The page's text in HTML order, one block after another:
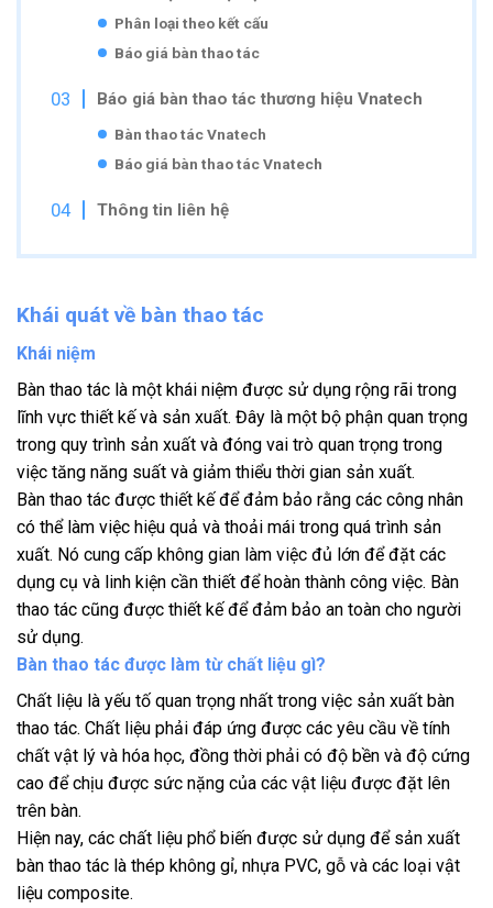
Phân loại theo kết cấu
Báo giá bàn thao tác
Báo giá bàn thao tác thương hiệu Vnatech
Bàn thao tác Vnatech
Báo giá bàn thao tác Vnatech
Thông tin liên hệ
Khái quát về bàn thao tác
Khái niệm
Bàn thao tác là một khái niệm được sử dụng rộng rãi trong
lĩnh vực thiết kế và sản xuất. Đây là một bộ phận quan trọng
trong quy trình sản xuất và đóng vai trò quan trọng trong
việc tăng năng suất và giảm thiểu thời gian sản xuất.
Bàn thao tác được thiết kế để đảm bảo rằng các công nhân
có thể làm việc hiệu quả và thoải mái trong quá trình sản
xuất. Nó cung cấp không gian làm việc đủ lớn để đặt các
dụng cụ và linh kiện cần thiết để hoàn thành công việc. Bàn
thao tác cũng được thiết kế để đảm bảo an toàn cho người
sử dụng.
Bàn thao tác được làm từ chất liệu gì?
Chất liệu là yếu tố quan trọng nhất trong việc sản xuất bàn
thao tác. Chất liệu phải đáp ứng được các yêu cầu về tính
chất vật lý và hóa học, đồng thời phải có độ bền và độ cứng
cao để chịu được sức nặng của các vật liệu được đặt lên
trên bàn.
Hiện nay, các chất liệu phổ biến được sử dụng để sản xuất
bàn thao tác là thép không gỉ, nhựa PVC, gỗ và các loại vật
liệu composite.